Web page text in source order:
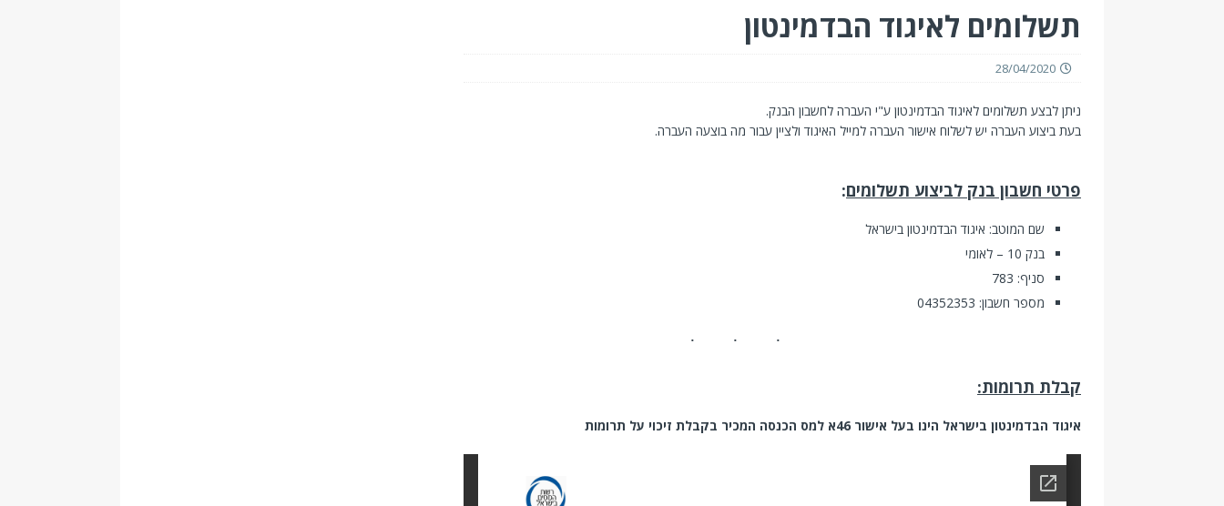
תשלומים לאיגוד הבדמינטון
28/04/2020
ניתן לבצע תשלומים לאיגוד הבדמינטון ע"י העברה לחשבון הבנק.
בעת ביצוע העברה יש לשלוח אישור העברה למייל האיגוד ולציין עבור מה בוצעה העברה.
פרטי חשבון בנק לביצוע תשלומים:
שם המוטב: איגוד הבדמינטון בישראל
בנק 10 – לאומי
סניף: 783
מספר חשבון: 04352353
קבלת תרומות:
איגוד הבדמינטון בישראל הינו בעל אישור 46א למס הכנסה המכיר בקבלת זיכוי על תרומות